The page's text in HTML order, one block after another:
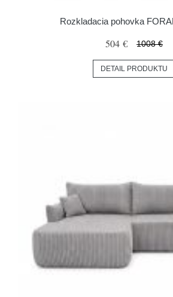
Rozkladacia pohovka
504 € 1008 €
DETAIL PRODUKTU